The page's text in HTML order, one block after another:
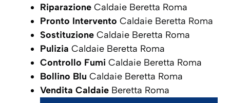
Riparazione Caldaie Beretta Roma
Pronto Intervento Caldaie Beretta Roma
Sostituzione Caldaie Beretta Roma
Pulizia Caldaie Beretta Roma
Controllo Fumi Caldaie Beretta Roma
Bollino Blu Caldaie Beretta Roma
Vendita Caldaie Beretta Roma